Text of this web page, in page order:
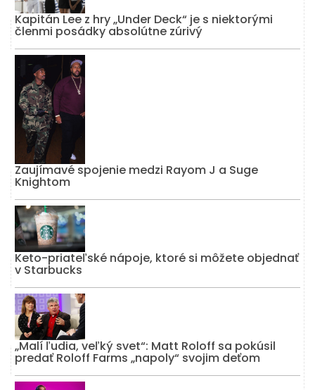
Kapitán Lee z hry „Under Deck“ je s niektorými
členmi posádky absolútne zúrivý
Zaujímavé spojenie medzi Rayom J a Suge
Knightom
Keto-priateľské nápoje, ktoré si môžete objednať
v Starbucks
„Malí ľudia, veľký svet“: Matt Roloff sa pokúsil
predať Roloff Farms „napoly“ svojim deťom